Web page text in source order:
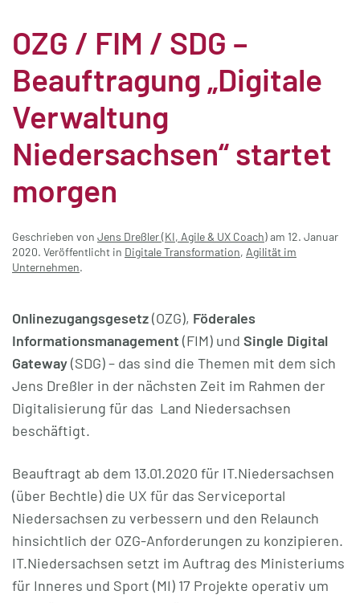
OZG / FIM / SDG –
Beauftragung „Digitale
Verwaltung
Niedersachsen“ startet
morgen
Geschrieben von Jens Dreßler (KI, Agile & UX Coach)am 12. Januar
2020. Veröffentlicht in Digitale Transformation, Agilität im
Unternehmen.
Onlinezugangsgesetz(OZG), Föderales
Informationsmanagement (FIM) und Single Digital
Gateway(SDG) – das sind die Themen mit dem sich
Jens Dreßler in der nächsten Zeit im Rahmen der
Digitalisierung für das Land Niedersachsen
beschäftigt.
Beauftragt ab dem 13.01.2020 für IT.Niedersachsen
(über Bechtle) die UX für das Serviceportal
Niedersachsen zu verbessern und den Relaunch
hinsichtlich der OZG-Anforderungen zu konzipieren.
IT.Niedersachsen setzt im Auftrag des Ministeriums
für Inneres und Sport (MI) 17 Projekte operativ um